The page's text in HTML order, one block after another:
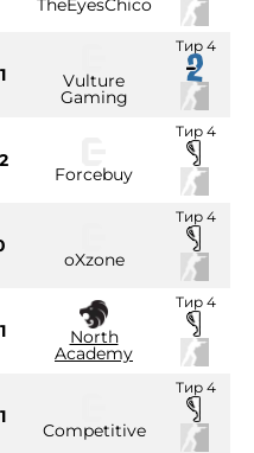
TheEyesChico
Vulture
Gaming
Тир 4
Forcebuy
Тир 4
oXzone
Тир 4
North
Academy
Тир 4
Competitive
Тир 4